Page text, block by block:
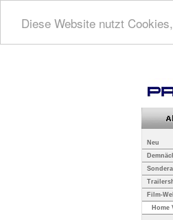
Diese Website nutzt
Neu
Film-
Home